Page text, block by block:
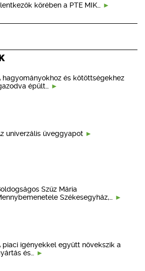
körében a PTE MIK…
hagyományokhoz és kötöttségekhez
épült…
univerzális üveggyapot
Szűz Mária
Székesegyház,…
piaci igényekkel együtt növekszik a
és…